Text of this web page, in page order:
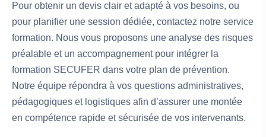
Pour obtenir un devis clair et adapté à vos besoins, ou
pour planifier une session dédiée, contactez notre service
formation. Nous vous proposons une analyse des risques
préalable et un accompagnement pour intégrer la
formation SECUFER dans votre plan de prévention.
Notre équipe répondra à vos questions administratives,
pédagogiques et logistiques afin d’assurer une montée
en compétence rapide et sécurisée de vos intervenants.